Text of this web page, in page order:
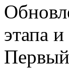
этапа
Первый